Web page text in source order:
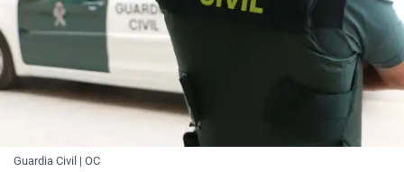
Guardia Civil | OC